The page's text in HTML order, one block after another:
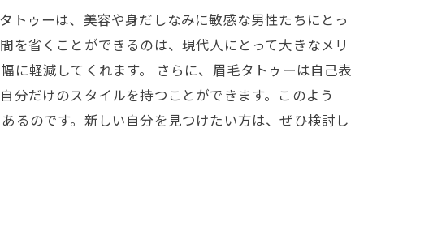
トゥーは、美容や身だしなみに敏感な男性たちにとっ
を省くことができるのは、現代人にとって大きなメリ
に軽減してくれます。 さらに、眉毛タトゥーは自己表
分だけのスタイルを持つことができます。このよう
るのです。新しい自分を見つけたい方は、ぜひ検討し